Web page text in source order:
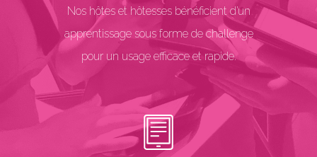
Nos hôtes et hôtesses bénéficient d’un
apprentissage sous forme de challenge
pour un usage efficace et rapide.